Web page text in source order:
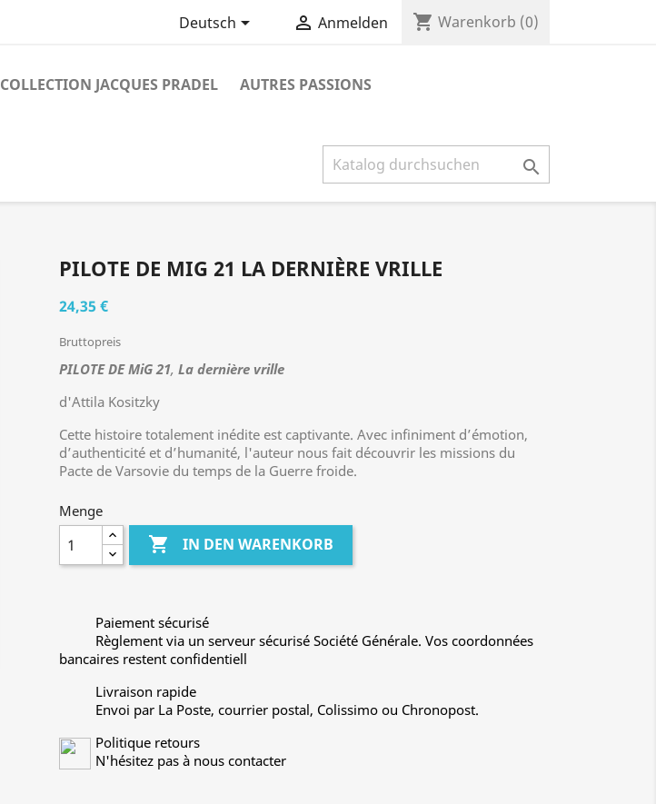
Deutsch  Anmelden shopping_cart Warenkorb (0)
COLLECTION JACQUES PRADEL
AUTRES PASSIONS

PILOTE DE MIG 21 LA DERNIÈRE VRILLE
24,35 €
Bruttopreis
PILOTE DE MiG 21, La dernière vrille
d'Attila Kositzky
Cette histoire totalement inédite est captivante. Avec infiniment d’émotion,
d’authenticité et d’humanité, l'auteur nous fait découvrir les missions du
Pacte de Varsovie du temps de la Guerre froide.
Menge
 IN DEN WARENKORB
Paiement sécurisé
Règlement via un serveur sécurisé Société Générale. Vos coordonnées
bancaires restent confidentiell
Livraison rapide
Envoi par La Poste, courrier postal, Colissimo ou Chronopost.
Politique retours
N'hésitez pas à nous contacter